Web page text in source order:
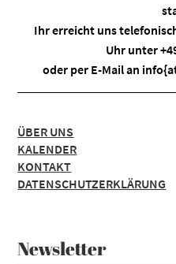
Ihr erreicht uns
Uhr unter
oder per E-Mail an
ÜBER UNS
KALENDER
KONTAKT
DATENSCHUTZERKLÄRUNG
Newsletter